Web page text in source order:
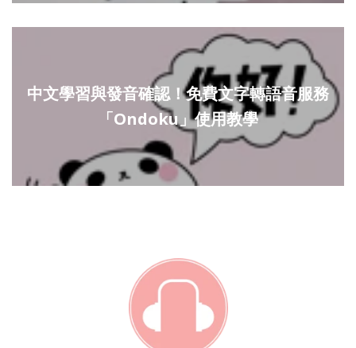
中文學習與發音確認！免費文字轉語音服務
「Ondoku」使用教學